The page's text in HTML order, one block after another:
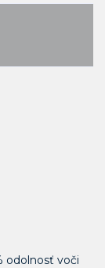
odolnosť voči